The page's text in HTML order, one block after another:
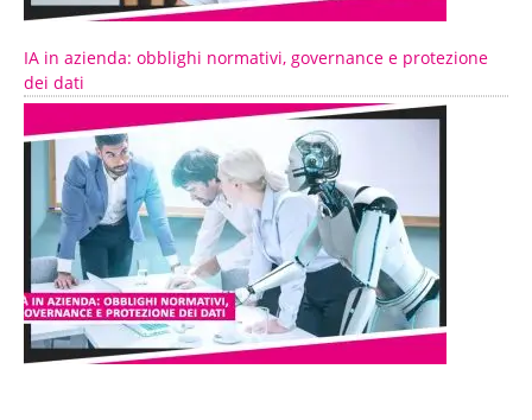
IA in azienda: obblighi normativi, governance e protezione
dei dati